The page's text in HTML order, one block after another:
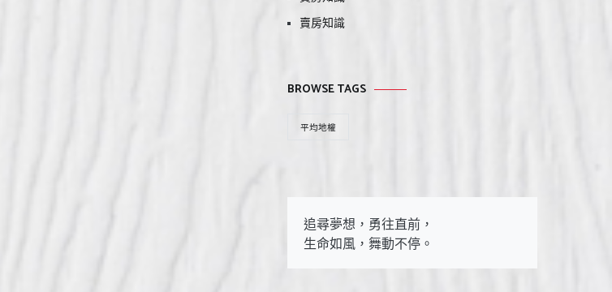
賣房知識
BROWSE TAGS
平均地權
追尋夢想，勇往直前，
生命如風，舞動不停。